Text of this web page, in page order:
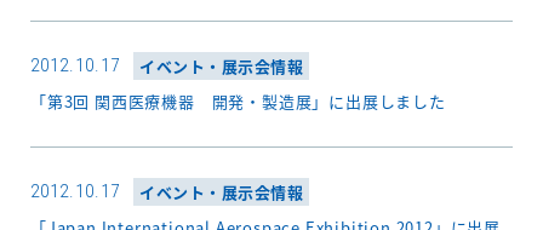
2012.10.17
イベント・展示会情報
「第3回 関西医療機器 開発・製造展」に出展しました
2012.10.17
イベント・展示会情報